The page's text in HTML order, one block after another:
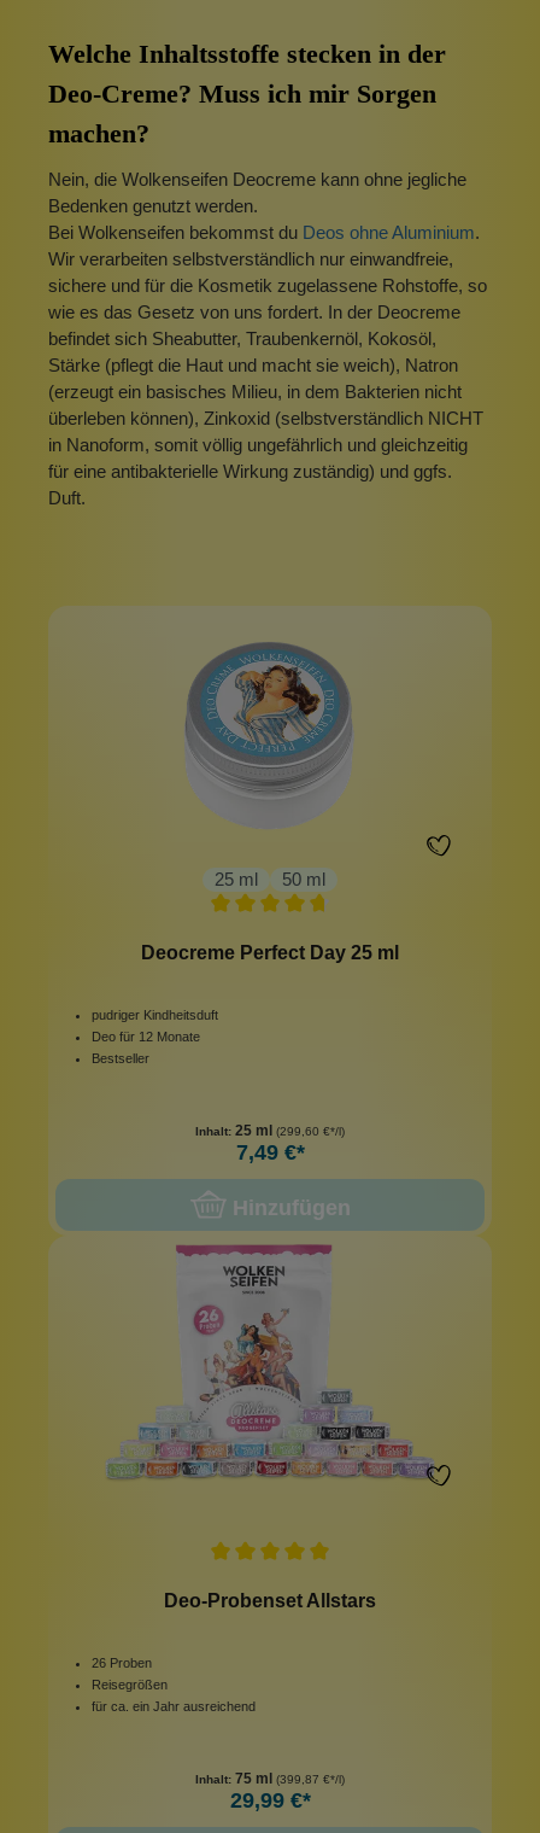
Welche Inhaltsstoffe stecken in der
Deo-Creme? Muss ich mir Sorgen
machen?
Nein, die Wolkenseifen Deocreme kann ohne jegliche
Bedenken genutzt werden.
Bei Wolkenseifen bekommst du Deos ohne Aluminium.
Wir verarbeiten selbstverständlich nur einwandfreie,
sichere und für die Kosmetik zugelassene Rohstoffe, so
wie es das Gesetz von uns fordert. In der Deocreme
befindet sich Sheabutter, Traubenkernöl, Kokosöl,
Stärke (pflegt die Haut und macht sie weich), Natron
(erzeugt ein basisches Milieu, in dem Bakterien nicht
überleben können), Zinkoxid (selbstverständlich NICHT
in Nanoform, somit völlig ungefährlich und gleichzeitig
für eine antibakterielle Wirkung zuständig) und ggfs.
Duft.
25 ml 50 ml
Deocreme Perfect Day 25 ml
pudriger Kindheitsduft
Deo für 12 Monate
Bestseller
Inhalt: 25 ml (299,60 €*/l)
7,49 €*
Hinzufügen
Deo-Probenset Allstars
26 Proben
Reisegrößen
für ca. ein Jahr ausreichend
Inhalt: 75 ml (399,87 €*/l)
29,99 €*